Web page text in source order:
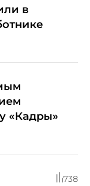
в
«Кадры»
738